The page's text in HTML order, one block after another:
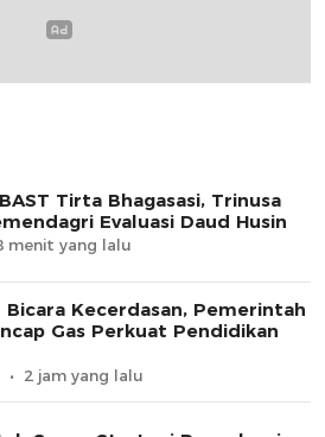
Tirta Bhagasasi, Trinusa
Evaluasi Daud Husin
menit yang lalu
Kecerdasan, Pemerintah
Gas Perkuat Pendidikan
2 jam yang lalu